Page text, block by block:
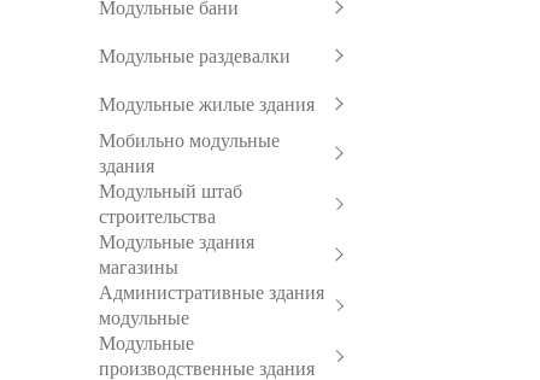
Модульные бани
Модульные раздевалки
Модульные жилые здания
Мобильно модульные
здания
Модульный штаб
строительства
Модульные здания
магазины
Административные здания
модульные
Модульные
производственные здания